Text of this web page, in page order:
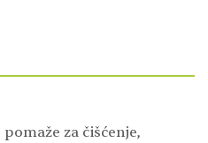
za čišćenje,